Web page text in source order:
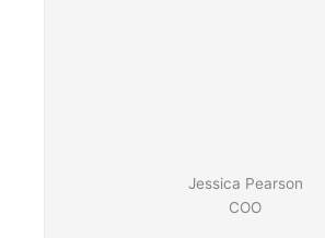
Jessica Pearson
COO